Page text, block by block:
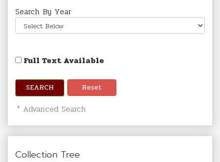
Search By Year
Full Text Available
SEARCH Reset
* Advanced Search
Collection Tree